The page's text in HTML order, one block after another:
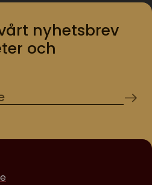
nyhetsbrev
och